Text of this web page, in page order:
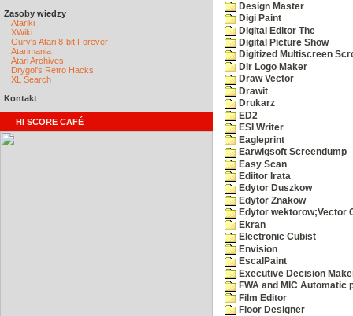
Zasoby wiedzy
Atariki
XWiki
Gury's Atari 8-bit Forever
Atarimania
Atari Archives
Drygol's Retro Hacks
XL Search
Kontakt
HI SCORE CAFÉ
Design Master
Digi Paint
Digital Editor The
Digital Picture Show
Digitized Multiscreen
Dir Logo Maker
Draw Vector
Drawit
Drukarz
ED2
ESI Writer
Eagleprint
Earwigsoft Screendump
Easy Scan
Ediitor Irata
Edytor Duszkow
Edytor Znakow
Edytor wektorow;Vector
Ekran
Electronic Cubist
Envision
EscalPaint
Executive Decision
FWA and MIC
Film Editor
Floor Designer